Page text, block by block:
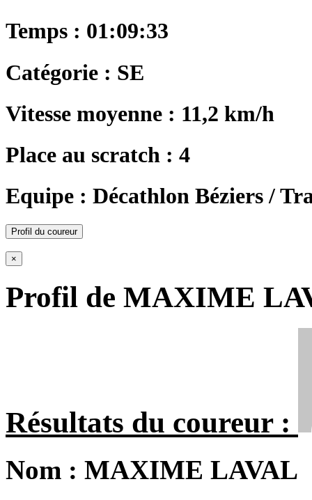
Temps : 01:09:33
Catégorie : SE
Vitesse moyenne : 11,2 km/h
Place au scratch : 4
Equipe : Décathlon Béziers /
Profil du coureur
×
Profil de MAXIME
Résultats du coureur :
Nom : MAXIME LAVAL